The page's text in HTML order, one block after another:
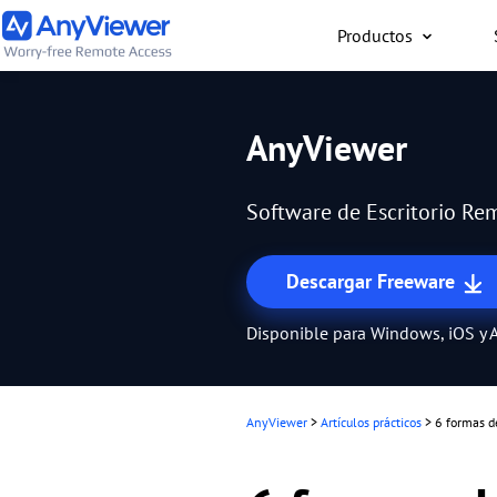
Productos
Mac o un teléfono
AnyViewer
Software de Escritorio
Descargar Freeware
Disponible para Windows, iOS y
AnyViewer > Artículos prácticos > 6 formas